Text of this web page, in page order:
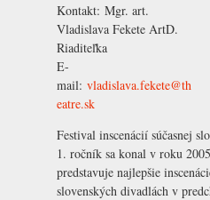
Kontakt: Mgr. art.
Vladislava Fekete ArtD.
Riaditeľka
E-
mail: vladislava.fekete@th
eatre.sk
Festival inscenácií súčasnej
1. ročník sa konal v roku
predstavuje najlepšie
slovenských divadlách v